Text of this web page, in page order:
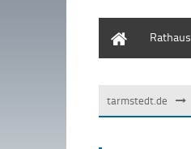
Rathaus
tarmstedt.de